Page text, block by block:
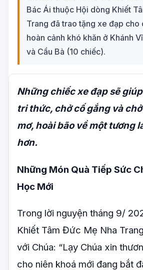
Bác Ái thuộc Hội dòng Khiết
Trang đã trao tặng xe đạp cho
hoàn cảnh khó khăn ở Khánh
và Cầu Bà (10 chiếc).
Những chiếc xe đạp sẽ
tri thức, chở cố gắng và
mơ, hoài bão về một tương
hơn.
Những Món Quà Tiếp Sức
Học Mới
Trong lời nguyện tháng 9/
Khiết Tâm Đức Mẹ Nha
với Chúa: “Lạy Chúa xin
cho niên khoá mới đang bắt